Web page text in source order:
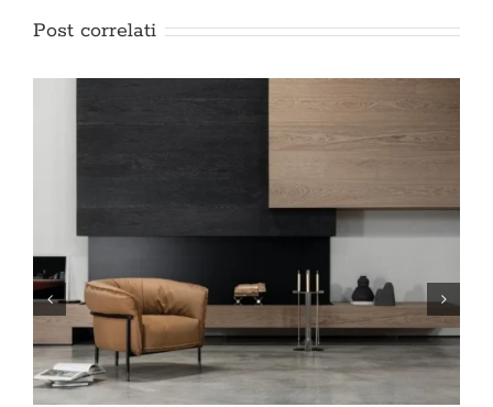
Post correlati